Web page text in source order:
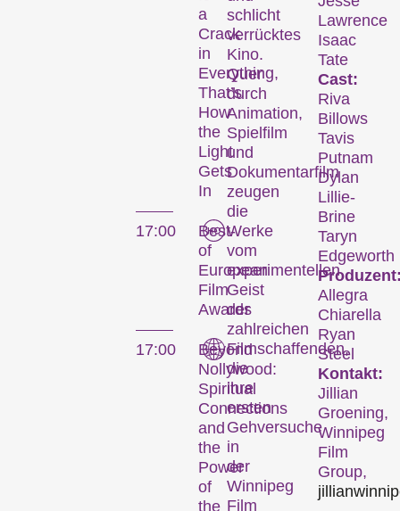
a
Crack
in
Everything,
That’s
How
the
Light
Gets
In
17:00
Best-
of
European
Film
Awards
17:00
Beyond
Nollywood:
Spiritual
Connections
and
the
Power
of
the
schlicht
verrücktes
Kino.
Quer
durch
Animation,
Spielfilm
und
Dokumentarfilm
zeugen
die
Werke
vom
experimentellen
Geist
der
zahlreichen
Filmschaffenden,
die
ihre
ersten
Gehversuche
in
der
Winnipeg
Film
Lawrence
Isaac
Tate
Cast:
Riva
Billows
Tavis
Putnam
Dylan
Lillie-
Brine
Taryn
Edgeworth
Allegra
Chiarella
Ryan
Steel
Kontakt:
Jillian
Groening,
Winnipeg
Film
Group,
jillian